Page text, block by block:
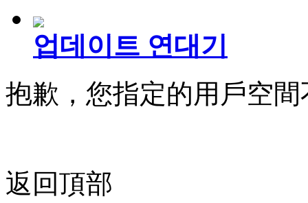
업데이트 연대기
抱歉，您指定的用戶空間
返回頂部